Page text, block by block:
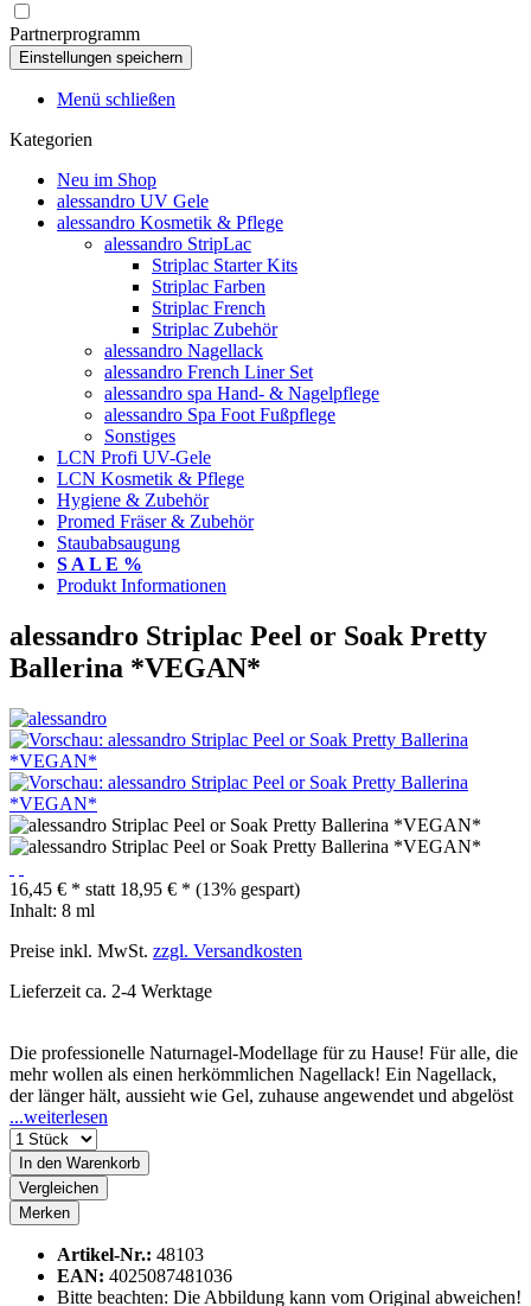
Partnerprogramm
Menü schließen
Kategorien
Neu im Shop
alessandro UV Gele
alessandro Kosmetik & Pflege
alessandro StripLac
Striplac Starter Kits
Striplac Farben
Striplac French
Striplac Zubehör
alessandro Nagellack
alessandro French Liner Set
alessandro spa Hand- & Nagelpflege
alessandro Spa Foot Fußpflege
Sonstiges
LCN Profi UV-Gele
LCN Kosmetik & Pflege
Hygiene & Zubehör
Promed Fräser & Zubehör
Staubabsaugung
S A L E %
Produkt Informationen
alessandro Striplac Peel or Soak Pretty
Ballerina *VEGAN*
16,45 € * statt 18,95 € * (13% gespart)
Inhalt: 8 ml
Preise inkl. MwSt. zzgl. Versandkosten
Lieferzeit ca. 2-4 Werktage
Die professionelle Naturnagel-Modellage für zu Hause! Für alle, die
mehr wollen als einen herkömmlichen Nagellack! Ein Nagellack,
der länger hält, aussieht wie Gel, zuhause angewendet und abgelöst
...weiterlesen
In den Warenkorb
Vergleichen
Merken
Artikel-Nr.: 48103
EAN: 4025087481036
Bitte beachten: Die Abbildung kann vom Original abweichen!